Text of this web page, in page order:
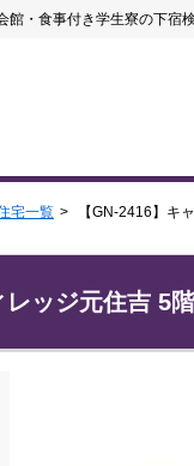
館・食事付き学生寮の下宿
宅一覧 【GN-2416】キ
レッジ元住吉 5階